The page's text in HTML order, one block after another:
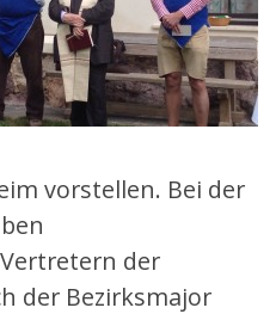
vorstellen. Bei der
der
der Bezirksmajor